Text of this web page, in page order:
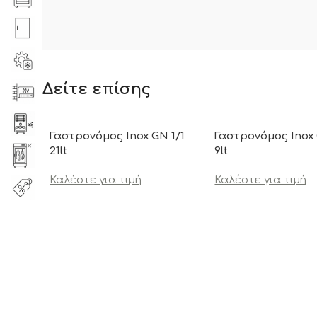
Δείτε επίσης
Γαστρονόμος Inox GN 1/1
21lt
Καλέστε για τιμή
Γαστρονόμος Inox
9lt
Καλέστε για τιμή